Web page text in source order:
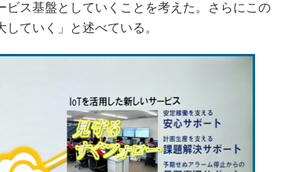
ビス基盤としていくことを考えた。さらにこの
ていく」と述べている。